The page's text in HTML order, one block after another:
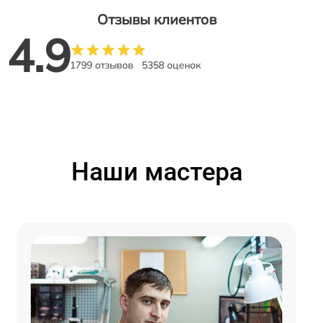
Отзывы клиентов
4.91799 отзывов 5358 оценок
Наши мастера